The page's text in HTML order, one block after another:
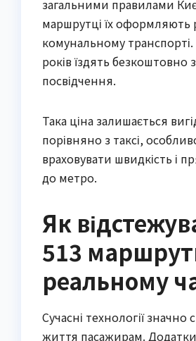
загальними правилами
маршрутці їх оформляють
комунальному транспорті.
років їздять безкоштовно
посвідчення.
Така ціна залишається
порівняно з таксі,
враховувати швидкість і
до метро.
Як
513
реальному
Сучасні технології значно
життя пасажирам. Додатки